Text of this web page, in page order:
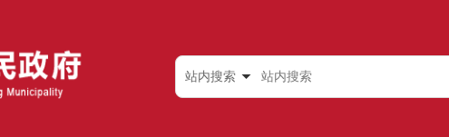
站内搜索